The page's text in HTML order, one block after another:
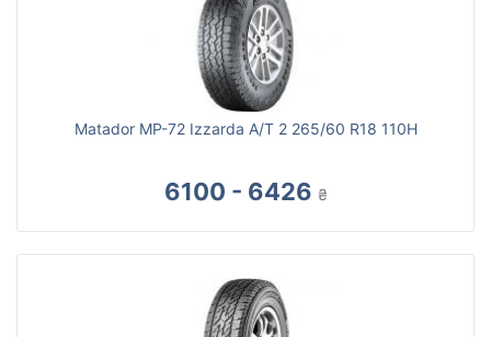
Matador MP-72 Izzarda A/T 2 265/60 R18 110H
6100 - 6426 ₴